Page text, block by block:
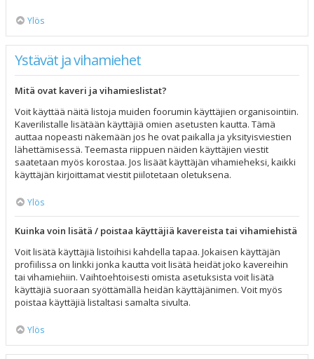
Ylös
Ystävät ja vihamiehet
Mitä ovat kaveri ja vihamieslistat?
Voit käyttää näitä listoja muiden foorumin käyttäjien organisointiin.
Kaverilistalle lisätään käyttäjiä omien asetusten kautta. Tämä
auttaa nopeasti näkemään jos he ovat paikalla ja yksityisviestien
lähettämisessä. Teemasta riippuen näiden käyttäjien viestit
saatetaan myös korostaa. Jos lisäät käyttäjän vihamieheksi, kaikki
käyttäjän kirjoittamat viestit piilotetaan oletuksena.
Ylös
Kuinka voin lisätä / poistaa käyttäjiä kavereista tai vihamiehistä
Voit lisätä käyttäjiä listoihisi kahdella tapaa. Jokaisen käyttäjän
profiilissa on linkki jonka kautta voit lisätä heidät joko kavereihin
tai vihamiehiin. Vaihtoehtoisesti omista asetuksista voit lisätä
käyttäjiä suoraan syöttämällä heidän käyttäjänimen. Voit myös
poistaa käyttäjiä listaltasi samalta sivulta.
Ylös